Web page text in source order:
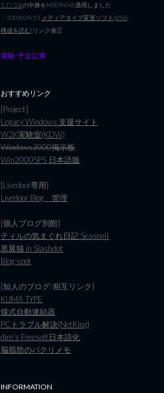
5.7 / 5.8の中身をMS09-045適用しました
・2009/09/13 メディアタイプ変更ソフト(EISA
構成を読む) リンク修正
実験/予定記事
おすすめリンク
[Project]
Legacy Windows 支援サイト
W2K実験室(KDW)
Windows2000掲示板
Win2000SP5 日本語版
[Livedoor専用]
Livedoor Blog 管理
[個人ブログ別館]
ティルの気まぐれ日記 SeasonII
黒翼猫 in Slashdot
Blog spot
[知人のブログ/相互リンク]
KUMA TYPE
煤式自動連結器
PCトラブル解決(NetKing)
dim's Freesoft日本語化
脳脂肪のパクリメモ
INFORMATION